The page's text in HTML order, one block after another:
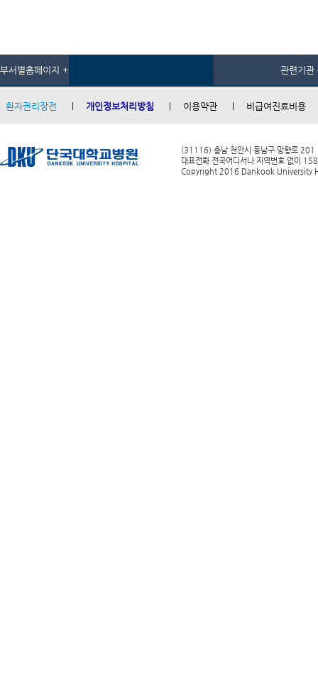
부서별홈페이지 + 관련기관
환자권리장전 개인정보처리방침 이용약관 비급여진료비용
(31116) 충남 천안시 동남구 망향로 201
대표전화 전국어디서나 지역번호 없이
Copyright 2016 Dankook University